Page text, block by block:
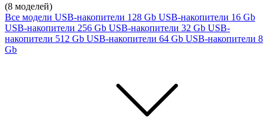
(8 моделей)
Все модели USB-накопители 128 Gb USB-накопители 16 Gb
USB-накопители 256 Gb USB-накопители 32 Gb USB-
накопители 512 Gb USB-накопители 64 Gb USB-накопители 8
Gb